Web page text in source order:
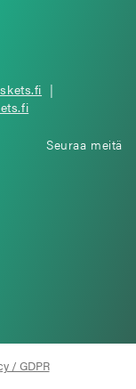
|
Seuraa meitä
/ GDPR